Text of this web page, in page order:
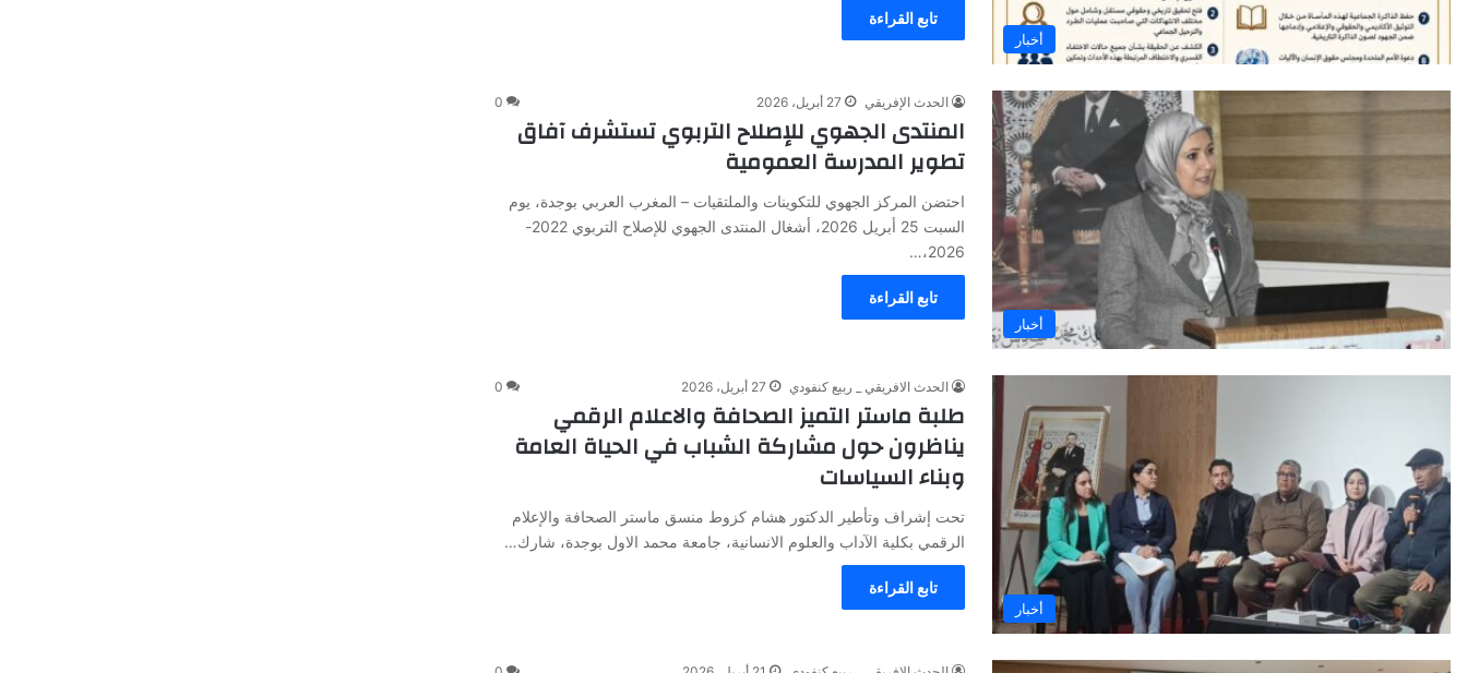
أخبار
تابع القراءة
أخبار
الحدث الإفريقي 27 أبريل، 2026 0
المنتدى الجهوي للإصلاح التربوي تستشرف آفاق
تطوير المدرسة العمومية
احتضن المركز الجهوي للتكوينات والملتقيات – المغرب العربي بوجدة، يوم
السبت 25 أبريل 2026، أشغال المنتدى الجهوي للإصلاح التربوي 2022-
2026،…
تابع القراءة
أخبار
الحدث الافريقي _ ربيع كنفودي 27 أبريل، 2026 0
طلبة ماستر التميز الصحافة والاعلام الرقمي
يناظرون حول مشاركة الشباب في الحياة العامة
وبناء السياسات
تحت إشراف وتأطير الدكتور هشام كزوط منسق ماستر الصحافة والإعلام
الرقمي بكلية الآداب والعلوم الانسانية، جامعة محمد الاول بوجدة، شارك…
تابع القراءة